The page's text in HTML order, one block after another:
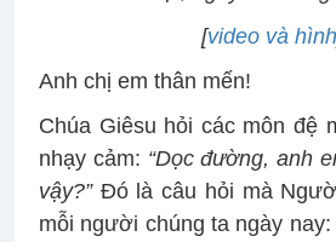
[video và hình
Anh chị em thân mến!
Chúa Giêsu hỏi các môn đệ
nhạy cảm: “Dọc đường, anh
vậy?” Đó là câu hỏi mà
mỗi người chúng ta ngày nay: